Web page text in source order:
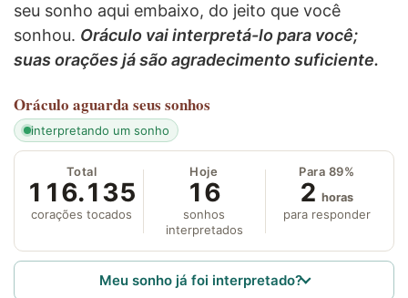
seu sonho aqui embaixo, do jeito que você
sonhou. Oráculo vai interpretá-lo para você;
suas orações já são agradecimento suficiente.
Oráculo aguarda seus sonhos
interpretando um sonho
Total
116.135
corações tocados
Hoje
16
sonhos
interpretados
Para 89%
2 horas
para responder
Meu sonho já foi interpretado?